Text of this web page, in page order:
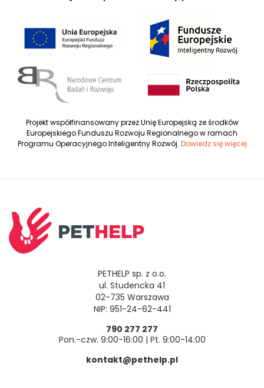
Projekt współfinansowany przez Unię Europejską ze środków
Europejskiego Funduszu Rozwoju Regionalnego w ramach
Programu Operacyjnego Inteligentny Rozwój. Dowiedz się więcej
PETHELP sp. z o.o.
ul. Studencka 41
02-735 Warszawa
NIP: 951-24-62-441
790 277 277
Pon.-czw. 9:00-16:00 | Pt. 9:00-14:00
kontakt@pethelp.pl